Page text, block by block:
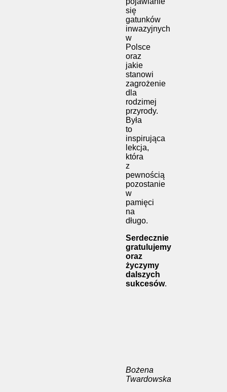
się
gatunków
inwazyjnych
w
Polsce
oraz
jakie
stanowi
zagrożenie
dla
rodzimej
przyrody.
Była
to
inspirująca
lekcja,
która
z
pewnością
pozostanie
w
pamięci
na
długo.
Serdecznie
gratulujemy
oraz
życzymy
dalszych
sukcesów.
Bożena
Twardowska